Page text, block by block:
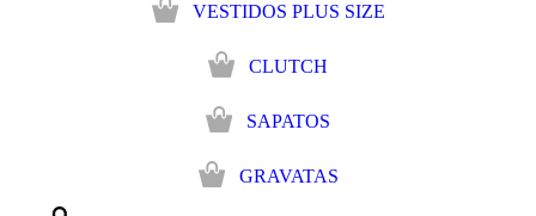
VESTIDOS PLUS SIZE
CLUTCH
SAPATOS
GRAVATAS